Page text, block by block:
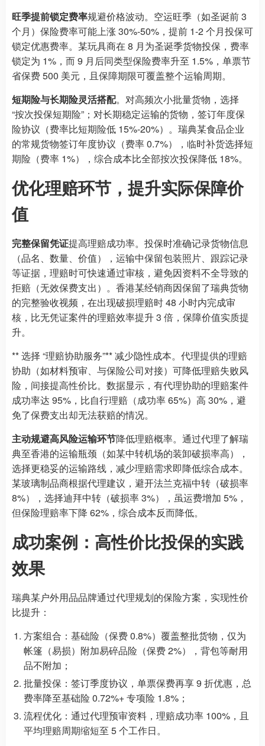
旺季提前锁定费率规避价格波动。空运旺季（如圣诞前 3
个月）保险费率可能上涨 30%-50%，提前 1-2 个月投保可
锁定优惠费率。某玩具商在 8 月为圣诞季货物投保，费率
锁定为 1%，而 9 月后同类型保险费率升至 1.5%，单票节
省保费 500 美元，且保障期限可覆盖整个运输周期。
短期险与长期险灵活搭配。对高频次小批量货物，选择
“按次投保短期险”；对长期稳定运输的货物，签订年度保
险协议（费率比短期险低 15%-20%）。瑞典某食品企业
的常规货物签订年度协议（费率 0.7%），临时补货选择短
期险（费率 1%），综合成本比全部按次投保降低 18%。
优化理赔环节，提升实际保障价
值
完整保留凭证提高理赔成功率。投保时准确记录货物信息
（品名、数量、价值），运输中保留包装照片、跟踪记录
等证据，理赔时可快速通过审核，避免因资料不全导致的
拒赔（无效保费支出）。香港某经销商因保留了瑞典货物
的完整验收视频，在出现破损理赔时 48 小时内完成审
核，比无凭证案件的理赔效率提升 3 倍，保障价值实质提
升。
** 选择 “理赔协助服务”** 减少隐性成本。代理提供的理赔
协助（如材料预审、与保险公司对接）可降低理赔失败风
险，间接提高性价比。数据显示，有代理协助的理赔案件
成功率达 95%，比自行理赔（成功率 65%）高 30%，避
免了保费支出却无法获赔的情况。
主动规避高风险运输环节降低理赔概率。通过代理了解瑞
典至香港的运输瓶颈（如某中转机场的装卸破损率高），
选择更稳妥的运输路线，减少理赔需求即降低综合成本。
某玻璃制品商根据代理建议，避开法兰克福中转（破损率
8%），选择迪拜中转（破损率 3%），虽运费增加 5%，
但保险理赔率下降 62%，综合成本反而降低。
成功案例：高性价比投保的实践
效果
瑞典某户外用品品牌通过代理规划的保险方案，实现性价
比提升：
方案组合：基础险（保费 0.8%）覆盖整批货物，仅为
帐篷（易损）附加易碎品险（保费 2%），背包等耐用
品不附加；
批量投保：签订季度协议，单票保费再享 9 折优惠，总
费率降至基础险 0.72%+ 专项险 1.8%；
流程优化：通过代理预审资料，理赔成功率 100%，且
平均理赔周期缩短至 5 个工作日。